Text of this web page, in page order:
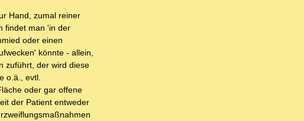
Hand, zumal reiner
findet man 'in der
oder einen
könnte - allein,
zuführt, der wird diese
o.ä., evtl.
oder gar offene
der Patient entweder